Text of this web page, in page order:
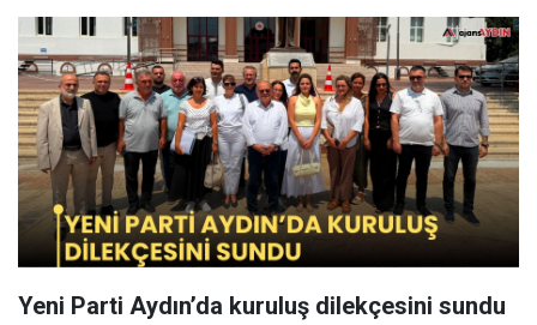
Yeni Parti Aydın’da kuruluş dilekçesini sundu